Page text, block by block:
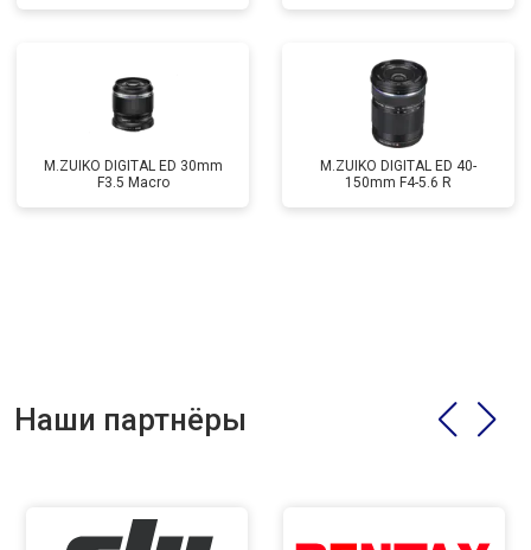
M.ZUIKO DIGITAL ED 30mm
F3.5 Macro
M.ZUIKO DIGITAL ED 40-
150mm F4-5.6 R
Наши партнёры